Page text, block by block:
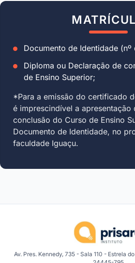
Documento de Identidade (nº
Diploma ou Declaração de
de Ensino Superior;
*Para a emissão do certificado
é imprescindível a
conclusão do Curso de Ensino
Documento de Identidade, no
faculdade Iguaçu.
Av. Pres. Kennedy, 735 - Sala 110 - Estrela